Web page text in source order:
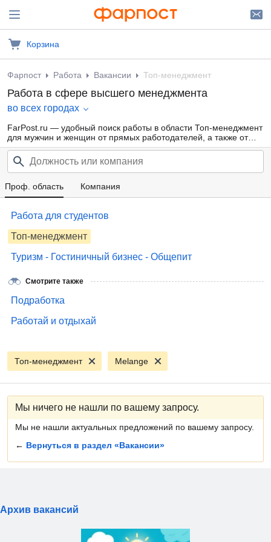
Корзина
Фарпост Работа Вакансии Топ-менеджмент
Работа в сфере высшего менеджмента
во всех городах
FarPost.ru — удобный поиск работы в области Топ-менеджмент
для мужчин и женщин от прямых работодателей, а также от
кадровых агентств. Свежие вакансии каждый день.
Проф. область Компания
Работа для студентов
Топ-менеджмент
Туризм - Гостиничный бизнес - Общепит
Смотрите также
Подработка
Работай и отдыхай
Топ-менеджмент Melange
Мы ничего не нашли по вашему запросу.
Мы не нашли актуальных предложений по вашему запросу.
← Вернуться в раздел «Вакансии»
Архив вакансий